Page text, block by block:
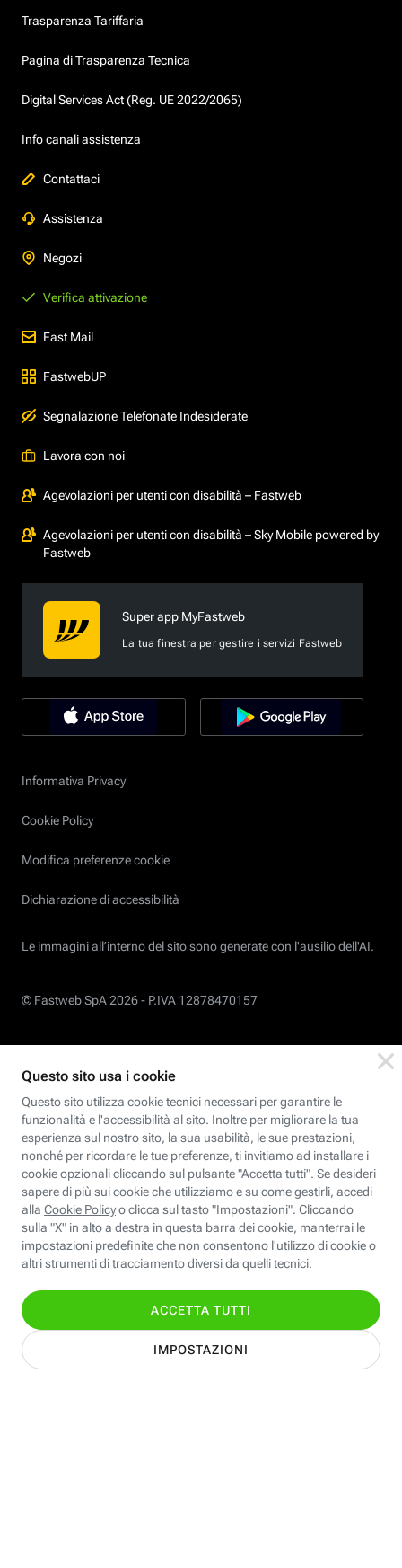
Trasparenza Tariffaria
Pagina di Trasparenza Tecnica
Digital Services Act (Reg. UE 2022/2065)
Info canali assistenza
Contattaci
Assistenza
Negozi
Verifica attivazione
Fast Mail
FastwebUP
Segnalazione Telefonate Indesiderate
Lavora con noi
Agevolazioni per utenti con disabilità – Fastweb
Agevolazioni per utenti con disabilità – Sky Mobile powered by
Fastweb
Super app MyFastweb
La tua finestra per gestire i servizi Fastweb
Informativa Privacy
Cookie Policy
Modifica preferenze cookie
Dichiarazione di accessibilità
Le immagini all’interno del sito sono generate con l'ausilio dell'AI.
© Fastweb SpA 2026 - P.IVA 12878470157